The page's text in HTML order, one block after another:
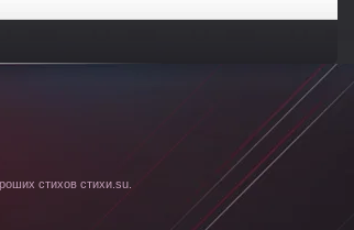
стихов стихи.su.